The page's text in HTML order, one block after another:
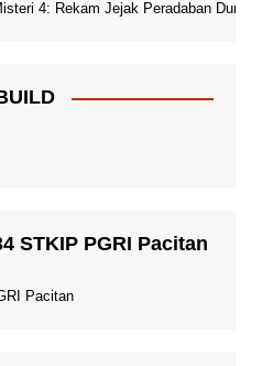
4: Rekam Jejak Peradaban Dunia
STKIP PGRI Pacitan
Pacitan